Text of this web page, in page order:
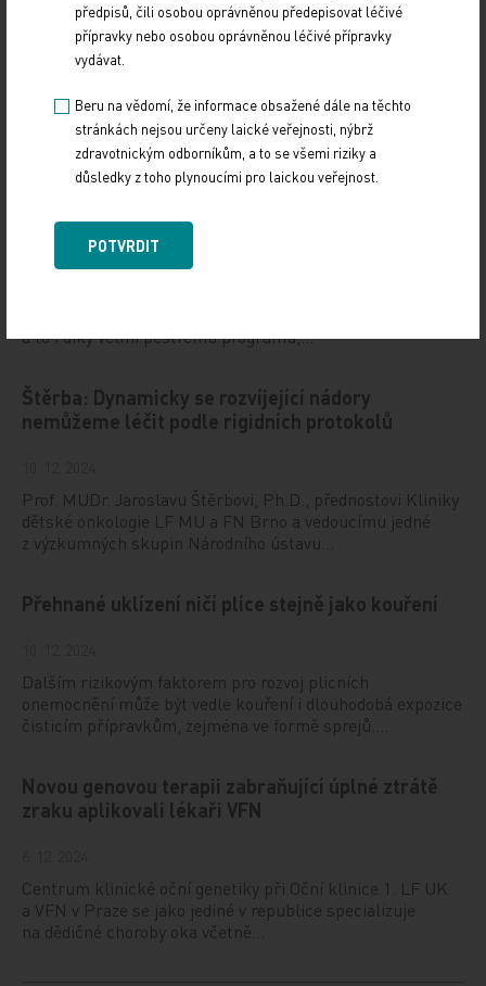
Doporučené
Gastroenterologie – obor s dynamickým rozvojem
a to i díky velmi pestrému programu,…
Štěrba: Dynamicky se rozvíjející nádory
nemůžeme léčit podle rigidních protokolů
Prof. MUDr. Jaroslavu Štěrbovi, Ph.D., přednostovi Kliniky
dětské onkologie LF MU a FN Brno a vedoucímu jedné
z výzkumných skupin Národního ústavu…
Přehnané uklízení ničí plíce stejně jako kouření
Dalším rizikovým faktorem pro rozvoj plicních
onemocnění může být vedle kouření i dlouhodobá expozice
čisticím přípravkům, zejména ve formě sprejů.…
Novou genovou terapii zabraňující úplné ztrátě
zraku aplikovali lékaři VFN
Centrum klinické oční genetiky při Oční klinice 1. LF UK
a VFN v Praze se jako jediné v republice specializuje
na dědičné choroby oka včetně…
předpisů, čili osobou oprávněnou předepisovat léčivé
přípravky nebo osobou oprávněnou léčivé přípravky
vydávat.
Beru na vědomí, že informace obsažené dále na těchto
stránkách nejsou určeny laické veřejnosti, nýbrž
zdravotnickým odborníkům, a to se všemi riziky a
důsledky z toho plynoucími pro laickou veřejnost.
POTVRDIT